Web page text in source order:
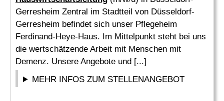
Gerresheim Zentral im Stadtteil von Düsseldorf-
Gerresheim befindet sich unser Pflegeheim
Ferdinand-Heye-Haus. Im Mittelpunkt steht bei uns
die wertschätzende Arbeit mit Menschen mit
Demenz. Unsere Angebote und [...]
MEHR INFOS ZUM STELLENANGEBOT